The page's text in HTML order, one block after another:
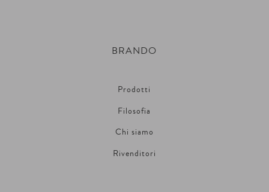
BRANDO
Prodotti
Filosofia
Chi siamo
Rivenditori